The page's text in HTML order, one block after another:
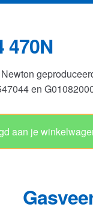
470N
en
250+ op voorraad